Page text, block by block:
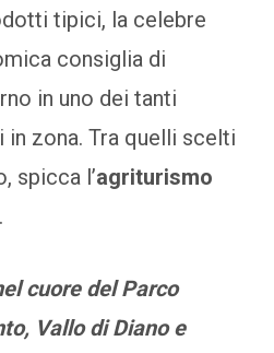
tipici, la celebre
consiglia di
in uno dei tanti
zona. Tra quelli scelti
spicca l’agriturismo
cuore del Parco
Vallo di Diano e